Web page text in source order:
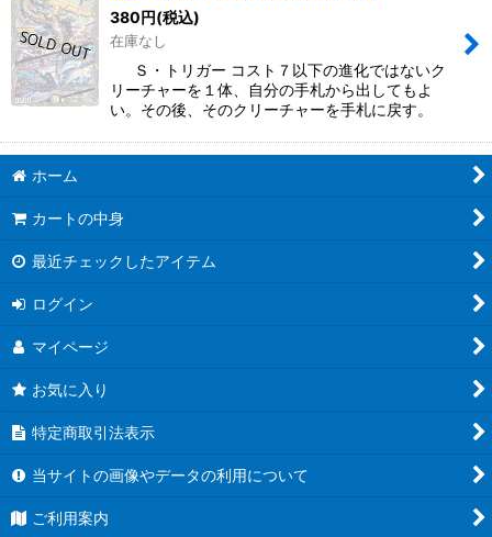
380円(税込)
在庫なし
Ｓ・トリガー コスト７以下の進化ではないク
リーチャーを１体、自分の手札から出してもよ
い。その後、そのクリーチャーを手札に戻す。
ホーム
カートの中身
最近チェックしたアイテム
ログイン
マイページ
お気に入り
特定商取引法表示
当サイトの画像やデータの利用について
ご利用案内